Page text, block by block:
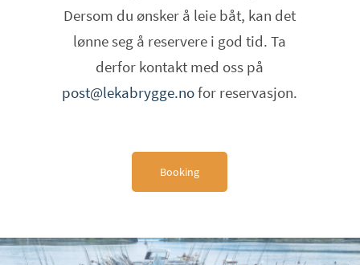
Dersom du ønsker å leie båt, kan det
lønne seg å reservere i god tid. Ta
derfor kontakt med oss på
post@lekabrygge.nofor reservasjon.
Booking